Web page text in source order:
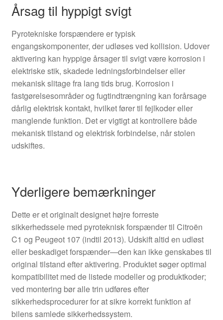
Årsag til hyppigt svigt
Pyrotekniske forspændere er typisk
engangskomponenter, der udløses ved kollision. Udover
aktivering kan hyppige årsager til svigt være korrosion i
elektriske stik, skadede ledningsforbindelser eller
mekanisk slitage fra lang tids brug. Korrosion i
fastgørelsesområder og fugtindtrængning kan forårsage
dårlig elektrisk kontakt, hvilket fører til fejlkoder eller
manglende funktion. Det er vigtigt at kontrollere både
mekanisk tilstand og elektrisk forbindelse, når stolen
udskiftes.
Yderligere bemærkninger
Dette er et originalt designet højre forreste
sikkerhedssele med pyroteknisk forspænder til Citroën
C1 og Peugeot 107 (indtil 2013). Udskift altid en udløst
eller beskadiget forspænder—den kan ikke genskabes til
original tilstand efter aktivering. Produktet søger optimal
kompatibilitet med de listede modeller og produktkoder;
ved montering bør alle trin udføres efter
sikkerhedsprocedurer for at sikre korrekt funktion af
bilens samlede sikkerhedssystem.